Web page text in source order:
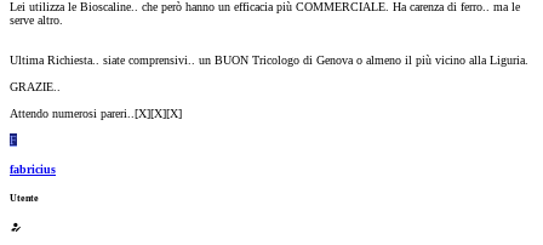
Lei utilizza le Bioscaline.. che però hanno un efficacia più COMMERCIALE. Ha carenza di ferro.. ma le
serve altro.
Ultima Richiesta.. siate comprensivi.. un BUON Tricologo di Genova o almeno il più vicino alla Liguria.
GRAZIE..
Attendo numerosi pareri..[X][X][X]
F
fabricius
Utente